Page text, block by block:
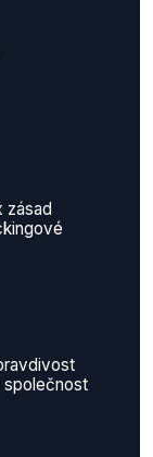
zásad
společnost